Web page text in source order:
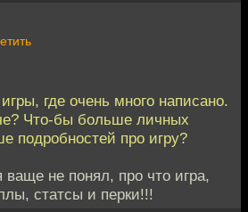
где очень много написано.
Что-бы больше личных
подробностей про игру?
ваще не понял, про что игра,
статсы и перки!!!